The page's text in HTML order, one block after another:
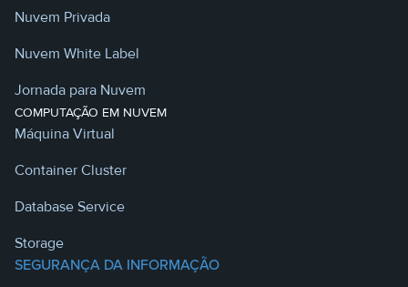
Nuvem Privada
Nuvem White Label
Jornada para Nuvem
COMPUTAÇÃO EM NUVEM
Máquina Virtual
Container Cluster
Database Service
Storage
SEGURANÇA DA INFORMAÇÃO